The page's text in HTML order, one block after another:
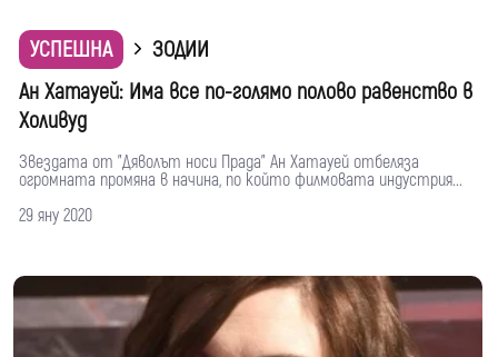
УСПЕШНА
ЗОДИИ
Ан Хатауей: Има все по-голямо полово равенство в
Холивуд
Звездата от "Дяволът носи Прада" Ан Хатауей отбеляза
огромната промяна в начина, по който филмовата индустрия...
29 яну 2020